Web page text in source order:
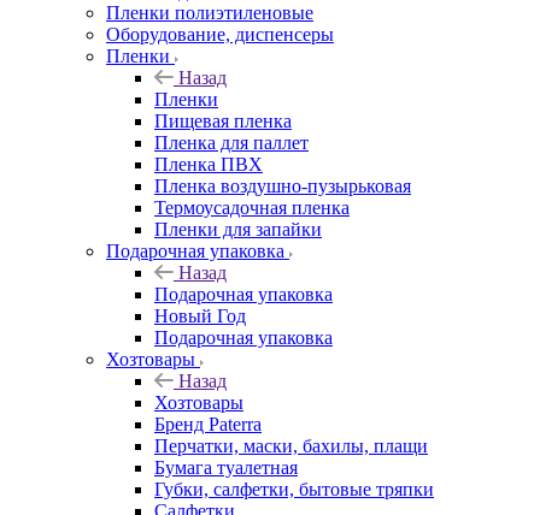
Пленки полиэтиленовые
Оборудование, диспенсеры
Пленки
Назад
Пленки
Пищевая пленка
Пленка для паллет
Пленка ПВХ
Пленка воздушно-пузырьковая
Термоусадочная пленка
Пленки для запайки
Подарочная упаковка
Назад
Подарочная упаковка
Новый Год
Подарочная упаковка
Хозтовары
Назад
Хозтовары
Бренд Paterra
Перчатки, маски, бахилы, плащи
Бумага туалетная
Губки, салфетки, бытовые тряпки
Салфетки